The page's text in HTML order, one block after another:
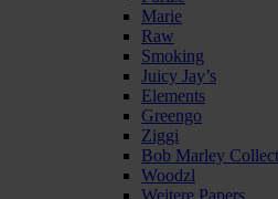
Marie
Raw
Smoking
Juicy Jay’s
Elements
Greengo
Ziggi
Bob Marley
Woodzl
Weitere Papers